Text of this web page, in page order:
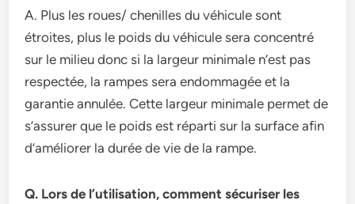
A. Plus les roues/ chenilles du véhicule sont
étroites, plus le poids du véhicule sera concentré
sur le milieu donc si la largeur minimale n’est pas
respectée, la rampes sera endommagée et la
garantie annulée. Cette largeur minimale permet de
s’assurer que le poids est réparti sur la surface afin
d’améliorer la durée de vie de la rampe.
Q. Lors de l’utilisation, comment sécuriser les